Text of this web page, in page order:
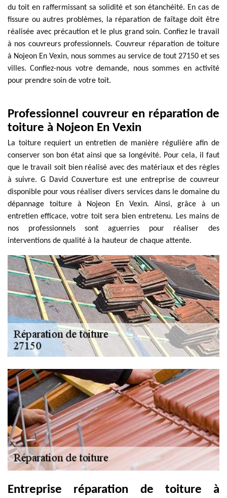
du toit en raffermissant sa solidité et son étanchéité. En cas de
fissure ou autres problèmes, la réparation de faîtage doit être
réalisée avec précaution et le plus grand soin. Confiez le travail
à nos couvreurs professionnels. Couvreur réparation de toiture
à Nojeon En Vexin, nous sommes au service de tout 27150 et ses
villes. Confiez-nous votre demande, nous sommes en activité
pour prendre soin de votre toit.
Professionnel couvreur en réparation de
toiture à Nojeon En Vexin
La toiture requiert un entretien de manière régulière afin de
conserver son bon état ainsi que sa longévité. Pour cela, il faut
que le travail soit bien réalisé avec des matériaux et des règles
à suivre. G David Couverture est une entreprise de couvreur
disponible pour vous réaliser divers services dans le domaine du
dépannage toiture à Nojeon En Vexin. Ainsi, grâce à un
entretien efficace, votre toit sera bien entretenu. Les mains de
nos professionnels sont aguerries pour réaliser des
interventions de qualité à la hauteur de chaque attente.
Entreprise réparation de toiture à